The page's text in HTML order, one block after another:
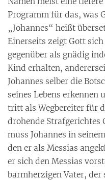
Programm für das, was
„Johannes“ heißt
Einerseits zeigt Gott
gegenüber als gnädig
Kind erhalten,
Johannes selber die
seines Lebens erkennen
tritt als Wegbereiter für
drohende Strafgerichtes
muss Johannes in
den er als Messias
er sich den Messias
barmherzigen Vater, der